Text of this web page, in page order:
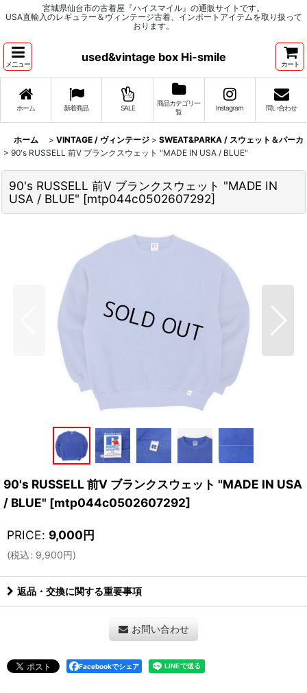
宮城県仙台市の古着屋『ハイスマイル』の通販サイトです。
USA直輸入のレギュラー＆ヴィンテージ古着、インポートアイテムを取り扱って
おります。
メニュー
used&vintage box Hi-smile
カート
ホーム 新着商品 SALE
商品カテゴリ一
覧
Instagram 問い合わせ
ホーム > VINTAGE / ヴィンテージ > SWEAT&PARKA / スウェット＆パーカ
> 90's RUSSELL 前V ブランクスウェット "MADE IN USA / BLUE"
90's RUSSELL 前V ブランクスウェット "MADE IN
USA / BLUE" [mtp044c0502607292]
90's RUSSELL 前V ブランクスウェット "MADE IN USA
/ BLUE" [mtp044c0502607292]
PRICE: 9,000円
(税込: 9,900円)
返品・交換に関する重要事項
お問い合わせ
Facebookでシェア